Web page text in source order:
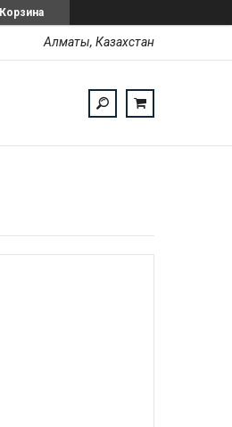
Корзина
Алматы, Казахстан